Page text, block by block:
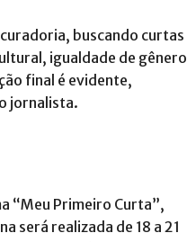
buscando curtas
igualdade de gênero
final é evidente,
jornalista.
“Meu Primeiro Curta”,
será realizada de 18 a 21